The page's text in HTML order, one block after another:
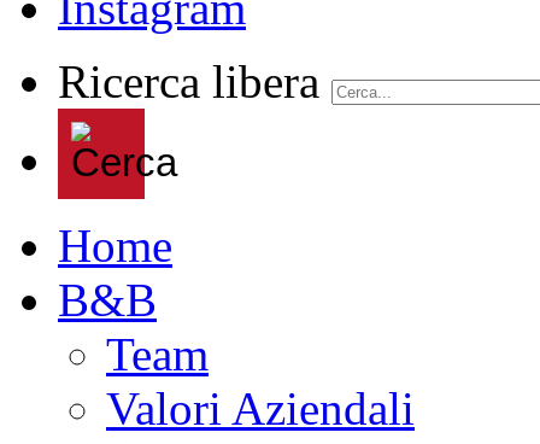
Ricerca libera
Home
B&B
Team
Valori Aziendali